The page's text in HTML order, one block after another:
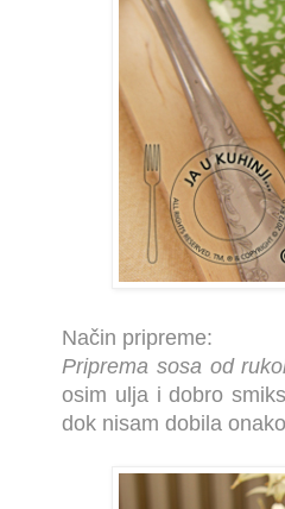
Način pripreme:
Priprema sosa od
osim ulja i dobro
dok nisam dobila